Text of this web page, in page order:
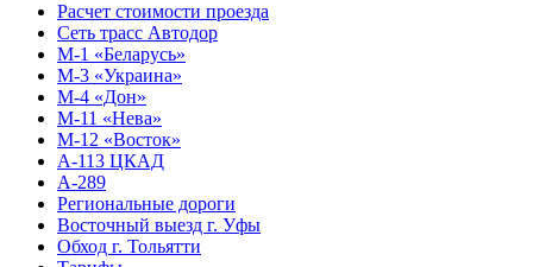
Расчет стоимости проезда
Сеть трасс Автодор
М-1 «Беларусь»
М-3 «Украина»
М-4 «Дон»
М-11 «Нева»
М-12 «Восток»
А-113 ЦКАД
А-289
Региональные дороги
Восточный выезд г. Уфы
Обход г. Тольятти